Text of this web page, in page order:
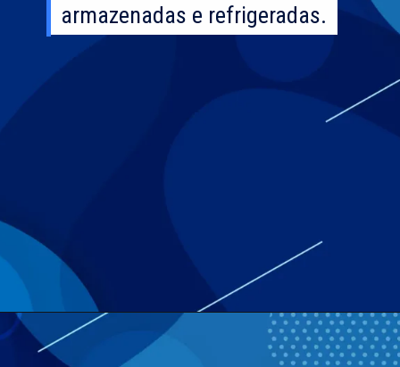
armazenadas e refrigeradas.
armazenadas e refrigeradas.